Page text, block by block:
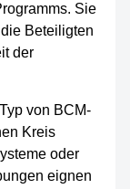
Sie
Beteiligten
der
von BCM-
Kreis
oder
eignen